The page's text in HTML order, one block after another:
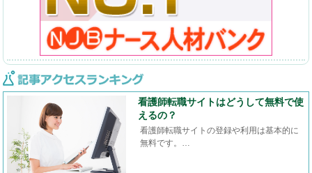
看護師転職サイトはどうして無料で使
えるの？
看護師転職サイトの登録や利用は基本的に
無料です。…